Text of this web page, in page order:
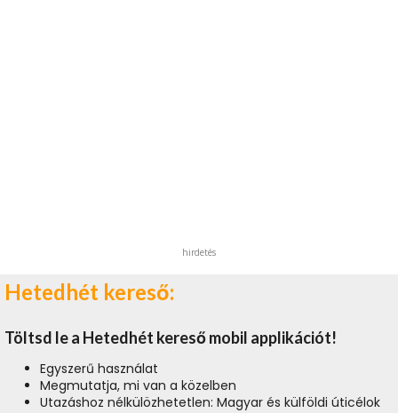
hirdetés
Hetedhét kereső:
Töltsd le a Hetedhét kereső mobil applikációt!
Egyszerű használat
Megmutatja, mi van a közelben
Utazáshoz nélkülözhetetlen: Magyar és külföldi úticélok